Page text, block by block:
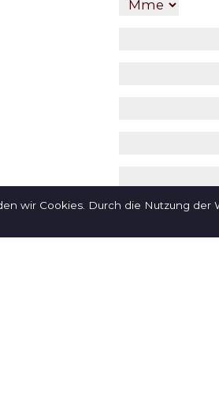
wir Cookies. Durch die Nutzung der